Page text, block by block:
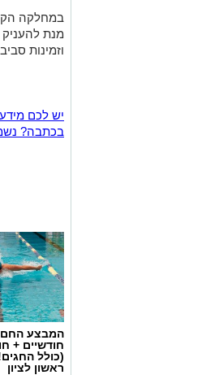
במחלקה
מנת להעניק
וזמינות
יש לכם
בכתבה?
המבצע החם
חודשיים +
(כולל
ראשון לציון